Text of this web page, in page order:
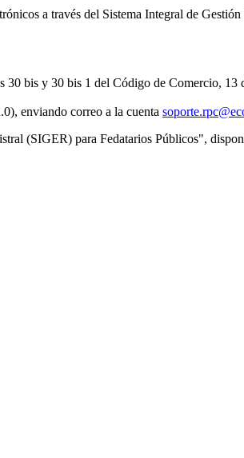
a través del Sistema Integral de
bis y 30 bis 1 del Código de Comercio,
enviando correo a la cuenta
(SIGER) para Fedatarios Públicos",